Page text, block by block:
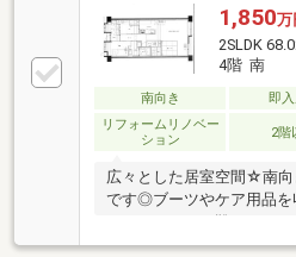
ロス貼替（全室 壁・天井
トイレ新設交換・室内ド
ア張替（キッチン、洗面室
ーペット→フローリング・
クリーニング etc○リフォ
換・浴室新規交換（2021
換（2022年3月）
1,850万
2SLDK
4階 南
南向き 即
リフォームリノベー
ション
2階
広々とした居室空間☆南
です◎ブーツやケア用品を
れます！二重サッシなの